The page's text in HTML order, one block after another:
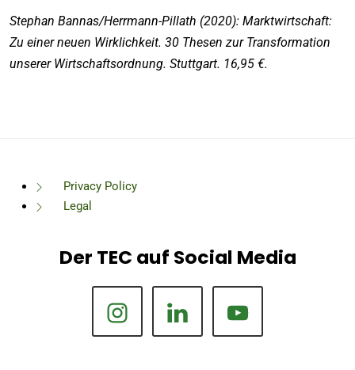
Stephan Bannas/Herrmann-Pillath (2020): Marktwirtschaft:
Zu einer neuen Wirklichkeit. 30 Thesen zur Transformation
unserer Wirtschaftsordnung. Stuttgart. 16,95 €.
Privacy Policy
Legal
Der TEC auf Social Media